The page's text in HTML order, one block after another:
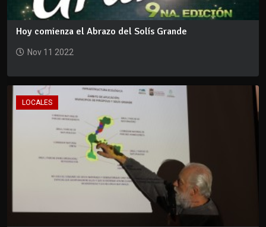
Hoy comienza el Abrazo del Solís Grande
Nov 11 2022
LOCALES